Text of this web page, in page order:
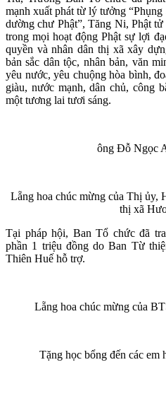
mạnh xuất phát từ lý tưởng
dường chư Phật”, Tăng Ni, Phật
trong mọi hoạt động Phật sự lợi
quyền và nhân dân thị xã xây
bản sắc dân tộc, nhân bản, văn
yêu nước, yêu chuộng hòa bình,
giàu, nước mạnh, dân chủ, công
một tương lai tươi sáng.
ông Đỗ Ngọc
Lẵng hoa chúc mừng của Thị
thị xã
Tại pháp hội, Ban Tổ chức đã
phần 1 triệu đồng do Ban Từ
Thiên Huế hỗ trợ.
Lẵng hoa chúc mừng của
Tặng học bổng đến các em